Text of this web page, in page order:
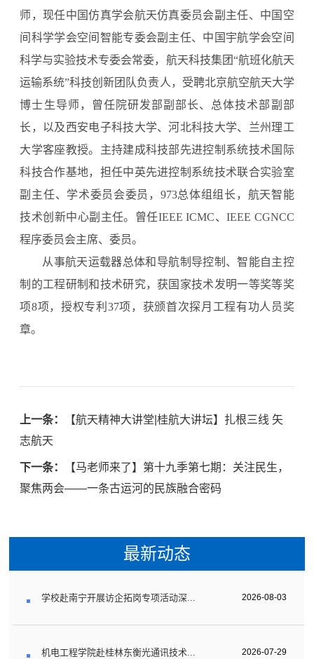
师，现任中国仿真学会航天仿真委员会副主任、中国空
间科学学会空间智能专委会副主任、中国宇航学会空间
科学与实验技术专委会常委，航天科技集团“航班化航天
运输系统”科技创新团队负责人，受聘北京航空航天大学
博士生导师，曾任院研发部副部长、总体技术部副部
长，以及西安电子科技大学、河北科技大学、兰州理工
大学客座教授。主持建成科技部先进控制系统技术国际
科技合作基地，担任中英先进控制系统技术联合实验室
副主任、学术委员会委员，973总体组组长，航天智能
技术创新中心副主任。曾任IEEE ICMC、IEEE CGNCC
程序委员会主席、委员。
从事航天运载器总体和导航制导控制、智能自主控
制的工程研制和技术研究，获国家技术发明一等奖等奖
项8项，授权专利37项，获颁首次探月工程有功人员奖
章。
上一条：
【航天精神大讲堂|桂航大讲坛】扎根三线 矢
志航天
下一条：
【马老师来了】第十九季第七期：关注民生，
聚焦两会——一条古运河的民族融合密码
最新动态
学校赴南宁开展访企拓岗专项活动深... 2026-08-03
机电工程学院赴桂林东衡光通讯技术... 2026-07-29